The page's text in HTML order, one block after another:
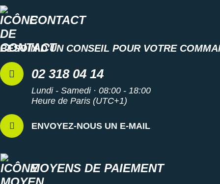
CONTACT
BESOIN D'UN CONSEIL POUR VOTRE
02 318 04 14
Lundi - Samedi · 08:00 - 18:00
Heure de Paris (UTC+1)
ENVOYEZ-NOUS UN E-MAIL
MOYENS DE PAIEMENT